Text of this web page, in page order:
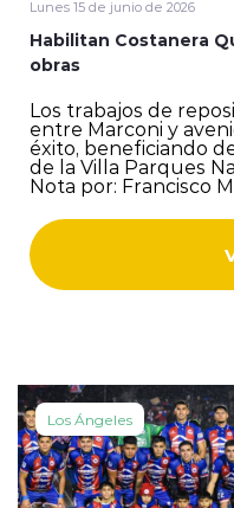
ENTREVISTAS
modo
Lunes 15 de junio de 2026
Habilitan Costanera
obras
Los trabajos de
entre Marconi y
éxito, beneficiando
de la Villa Parques
Nota por: Francisco
Los Ángeles